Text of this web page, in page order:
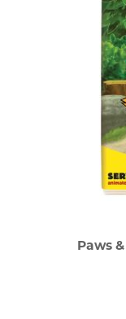
Paws